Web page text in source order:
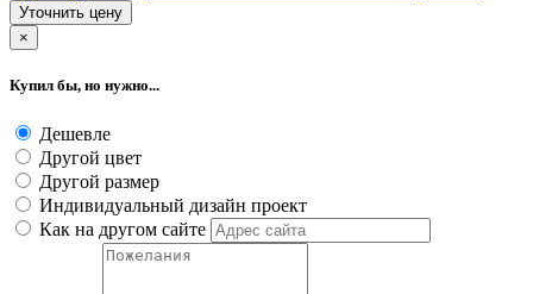
Уточнить цену
×
Купил бы, но нужно...
Дешевле
Другой цвет
Другой размер
Индивидуальный дизайн проект
Как на другом сайте